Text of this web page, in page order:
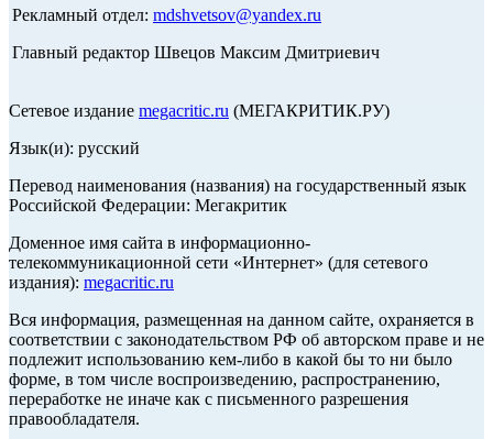
Рекламный отдел: mdshvetsov@yandex.ru
Главный редактор Швецов Максим Дмитриевич
Сетевое издание megacritic.ru (МЕГАКРИТИК.РУ)
Язык(и): русский
Перевод наименования (названия) на государственный язык
Российской Федерации: Мегакритик
Доменное имя сайта в информационно-
телекоммуникационной сети «Интернет» (для сетевого
издания): megacritic.ru
Вся информация, размещенная на данном сайте, охраняется в
соответствии с законодательством РФ об авторском праве и не
подлежит использованию кем-либо в какой бы то ни было
форме, в том числе воспроизведению, распространению,
переработке не иначе как с письменного разрешения
правообладателя.